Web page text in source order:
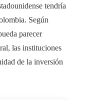
tendría
Según
parecer
las instituciones
de la inversión